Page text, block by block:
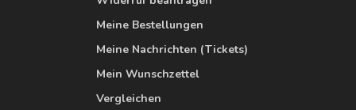
Meine Bestellungen
Meine Nachrichten (Tickets)
Mein Wunschzettel
Vergleichen